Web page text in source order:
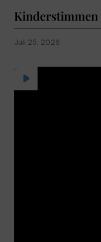
Kinderstimmen
Juli 25, 2026